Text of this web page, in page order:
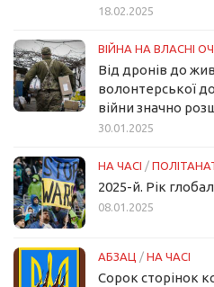
18.02.2025
ВІЙНА НА ВЛАСНІ
Від дронів до
волонтерської
війни значно
30.01.2025
НА ЧАСІ /
2025-й. Рік
08.01.2025
АБЗАЦ / НА ЧАСІ
Сорок сторінок